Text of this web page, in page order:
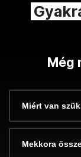
Még
Miért van
Mekkora